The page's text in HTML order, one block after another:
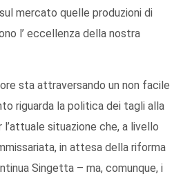
mercato quelle produzioni di
l’ eccellenza della nostra
sta attraversando un non facile
riguarda la politica dei tagli alla
l’attuale situazione che, a livello
in attesa della riforma
Singetta – ma, comunque, i